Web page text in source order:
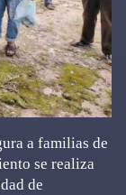
a familias de
se realiza
de